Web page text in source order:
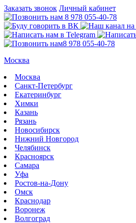
Заказать звонок Личный кабинет
8 978 055-40-78
8 978 055-40-78
Москва
Москва
Санкт-Петербург
Екатеринбург
Химки
Казань
Рязань
Новосибирск
Нижний Новгород
Челябинск
Красноярск
Самара
Уфа
Ростов-на-Дону
Омск
Краснодар
Воронеж
Волгоград